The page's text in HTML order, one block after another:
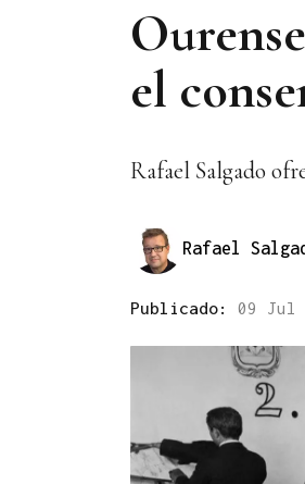
el
Rafael Salgado
Rafael
Publicado: 09 Jul